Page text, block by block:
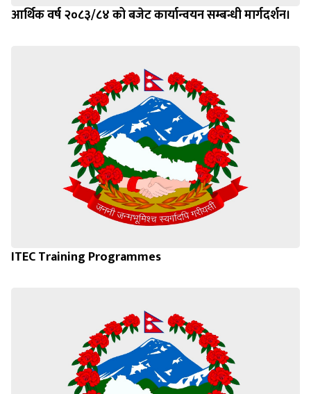
आर्थिक वर्ष २०८३/८४ को बजेट कार्यान्वयन सम्बन्धी मार्गदर्शन।
ITEC Training Programmes